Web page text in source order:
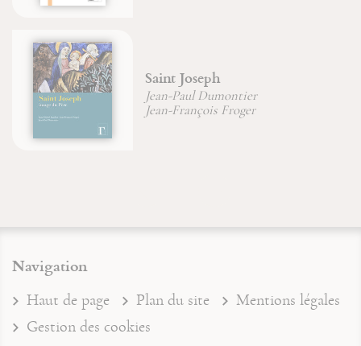
Saint Joseph
Jean-Paul Dumontier
Jean-François Froger
Navigation
Haut de page Plan du site
Mentions légales
Gestion des cookies